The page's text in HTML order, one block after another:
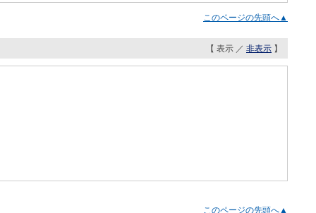
このページの先頭へ▲
【 表示 ／ 非表示 】
このページの先頭へ▲